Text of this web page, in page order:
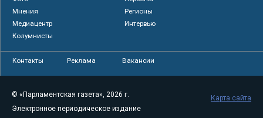
Мнения
Регионы
Медиацентр
Интервью
Колумнисты
Контакты Реклама Вакансии
© «Парламентская газета», 2026 г.
Электронное периодическое издание
Карта сайта